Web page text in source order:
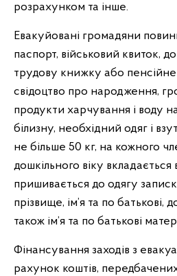
розрахунком та інше.
Евакуйовані громадяни
паспорт, військовий квиток,
трудову книжку або пенсійне
свідоцтво про народження,
продукти харчування і воду
білизну, необхідний одяг і
не більше 50 кг, на кожного
дошкільного віку
пришивається до одягу
прізвище, ім’я та по
також ім’я та по батькові
Фінансування заходів з
рахунок коштів,